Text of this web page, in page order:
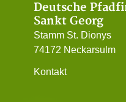
Deutsche
Sankt Georg
Stamm St. Dionys
74172 Neckarsulm
Kontakt